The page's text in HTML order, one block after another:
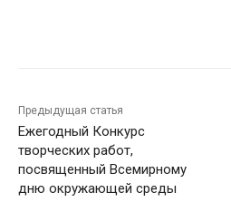
Предыдущая статья
Ежегодный Конкурс
творческих работ,
посвященный Всемирному
дню окружающей среды